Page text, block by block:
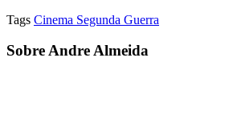
Tags Cinema Segunda Guerra
Sobre Andre Almeida